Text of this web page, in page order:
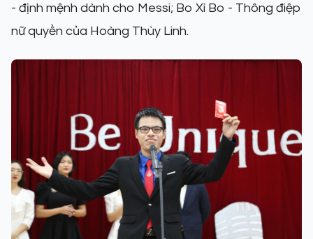
- định mệnh dành cho Messi; Bo Xì Bo - Thông điệp
nữ quyền của Hoàng Thùy Linh.